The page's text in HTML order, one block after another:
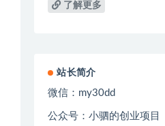
了解更多
站长简介
微信： my30dd
公众号：小驷的创业项目